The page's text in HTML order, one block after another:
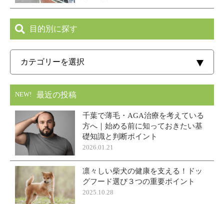
目的別に探す
NEW! 最近の投稿
千葉で薄毛・AGA治療を考えている
方へ｜始める前に知っておきたい基
礎知識と判断ポイント
2026.01.21
凛々しい柴犬の健康を支える！ドッ
グフード選び３つの重要ポイント
2025.10.28